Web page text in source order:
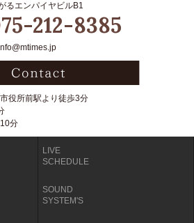
るエンパイヤビルB1
212-8385
役所前駅より徒歩3分
分
LIVE
SCHEDULE
SOUND
SYSTEM'S